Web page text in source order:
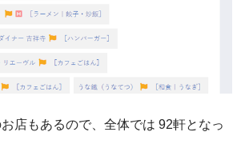
店もあるので、全体では 92軒となっ